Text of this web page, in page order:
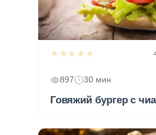
★★★★★
897 30 мин
Говяжий бургер с